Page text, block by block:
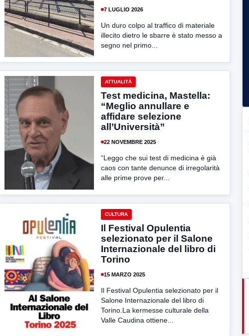
7 LUGLIO 2026
Un duro colpo al traffico di materiale
illecito dietro le sbarre è stato messo a
segno nel primo...
ATTUALITÀ
Test medicina, Mastella:
“Meglio annullare e
affidare selezione
all’Università”
22 NOVEMBRE 2025
“Leggo che sui test di medicina è già
caos con tante denunce di irregolarità
alle prime prove per...
CULTURA
Il Festival Opulentia
selezionato per il Salone
Internazionale del libro di
Torino
15 MARZO 2025
Il Festival Opulentia selezionato per il
Salone Internazionale del libro di
Torino.La kermesse culturale della
Valle Caudina ottiene...